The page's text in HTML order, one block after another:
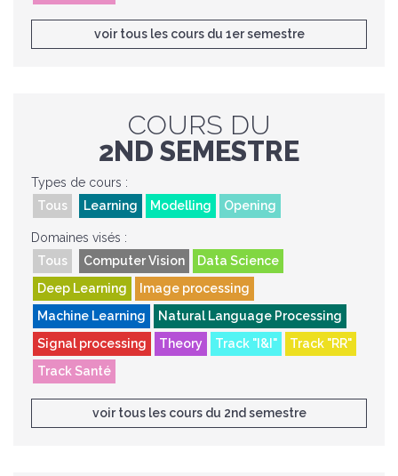
voir tous les cours du 1er semestre
COURS DU
2ND SEMESTRE
Types de cours :
Tous
Learning Modelling Opening
Domaines visés :
Tous
Computer Vision
Data Science
Deep Learning
Image processing
Machine Learning
Natural Language Processing
Signal processing
Theory Track "I&I"
Track "RR"
Track Santé
voir tous les cours du 2nd semestre